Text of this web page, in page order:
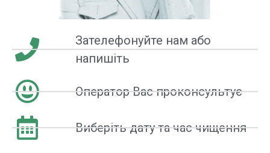
Зателефонуйте нам або
напишіть
Оператор Вас проконсультує
Виберіть дату та час чищення